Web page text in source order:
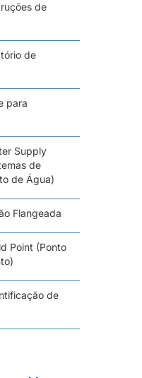
de
de
para
Supply
de
de Água)
Flangeada
Point (Ponto
de